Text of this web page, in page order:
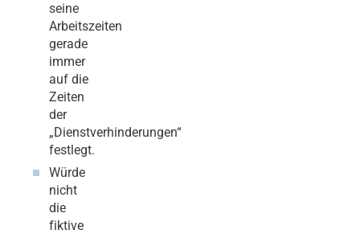
seine
Arbeitszeiten
gerade
immer
auf die
Zeiten
der
„Dienstverhinderungen“
festlegt.
Würde
nicht
die
fiktive